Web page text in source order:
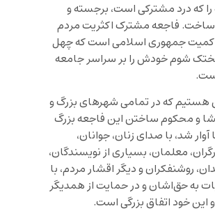
را که درد مشترکی است، برجسته و
فاجعه مشترک اکثریت مردم
جمهوری اسلامی است که چهل
شوم خودش را بر سراسر جامعه
هستیم که در تمامی شهرهای بزرگ و
و محکوم ساختن این فاجعه بزرگ
آوار شد، با صدای زنان، جوانان،
معلمان، بسیاری از نویسندگان،
روشنفکران و دیگر اقشار مردم، با
به حق‌اشان و در حمایت از همدیگر
این خود اتفاق بزرگی است.